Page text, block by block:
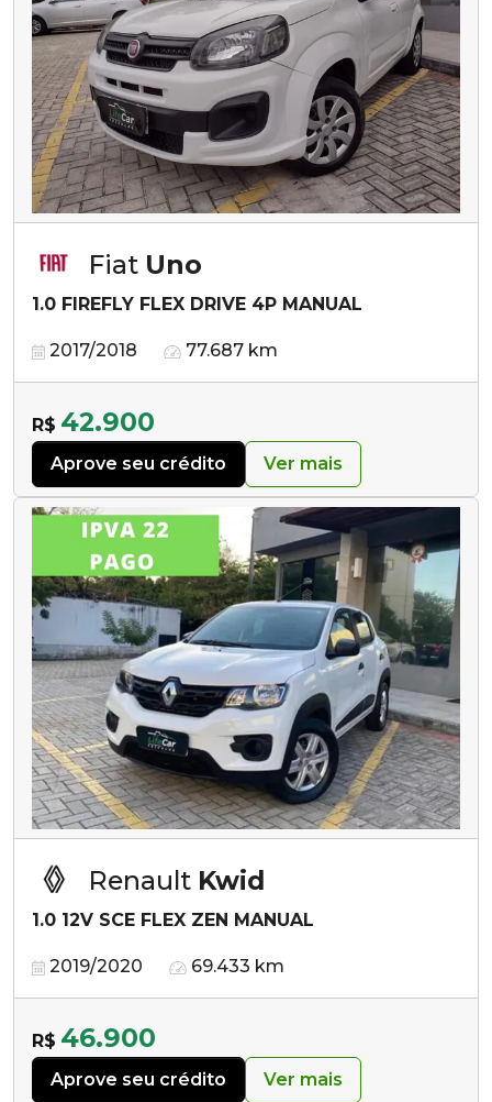
Fiat Uno
1.0 FIREFLY FLEX DRIVE 4P MANUAL
2017/2018 77.687 km
R$ 42.900
Aprove seu crédito Ver mais
Renault Kwid
1.0 12V SCE FLEX ZEN MANUAL
2019/2020 69.433 km
R$ 46.900
Aprove seu crédito Ver mais